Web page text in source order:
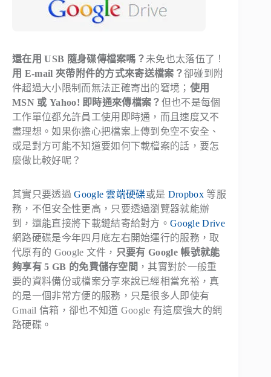
還在用 USB 隨身碟傳檔案嗎？ 未免也太落伍了！
用 E-mail 夾帶附件的方式來寄送檔案？ 卻碰到附
件超過大小限制而無法正確寄出的窘境； 使用
MSN 或 Yahoo! 即時通來傳檔案？ 但也不是每個
工作單位都允許員工使用即時通，而且速度又不
盡理想。如果你擔心把檔案上傳到免空不安全、
或是對方可能不知道要如何下載檔案的話，要怎
麼做比較好呢？
其實只要透過Google 雲端硬碟或是 Dropbox 等服
務，不但安全性更高，只要透過瀏覽器就能辦
到，還能直接將下載鏈結寄給對方。Google Drive
網路硬碟是今年四月底左右開始運行的服務，取
代原有的 Google 文件， 只要有 Google 帳號就能
夠享有 5 GB 的免費儲存空間 ，其實對於一般重
要的資料備份或檔案分享來說已經相當充裕，真
的是一個非常方便的服務，只是很多人即使有
Gmail 信箱，卻也不知道 Google 有這麼強大的網
路硬碟。